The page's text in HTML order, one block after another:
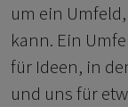
um ein
kann. Ein
für Ideen, in
und uns für